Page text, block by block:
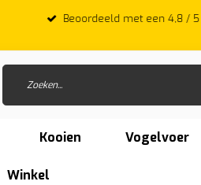
een 4,8 / 5 Veilig &
Kooien Vogelvoer
Winkel